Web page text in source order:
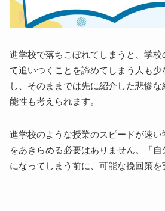
進学校で落ちこぼれてしまうと、学校
て追いつくことを諦めてしまう人も
し、そのままでは先に紹介した悲惨
能性も考えられます。
進学校のような授業のスピードが速い
をあきらめる必要はありません。「
になってしまう前に、可能な挽回策を